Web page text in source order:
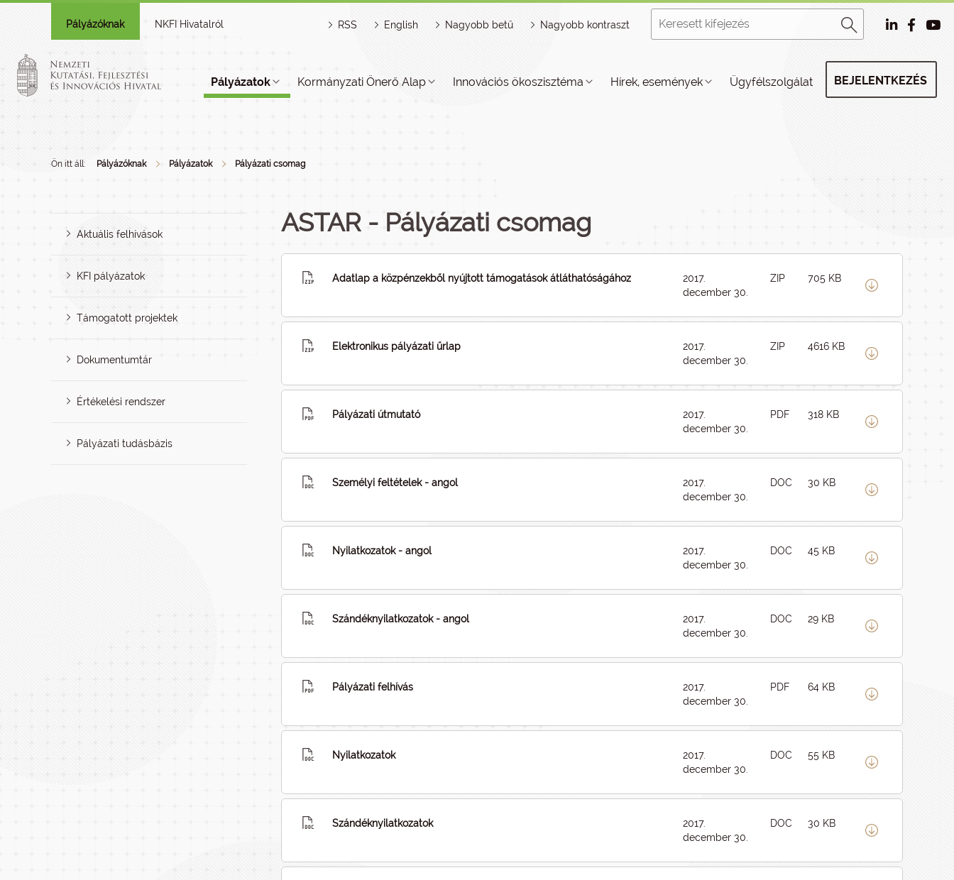
Pályázóknak NKFI Hivatalról RSS English Nagyobb betű Nagyobb kontraszt
Pályázatok Kormányzati Önerő Alap Innovációs ökoszisztéma Hírek, események Ügyfélszolgálat BEJELENTKEZÉS
Ön itt áll: Pályázóknak Pályázatok Pályázati csomag
Aktuális felhívások
KFI pályázatok
Támogatott projektek
Dokumentumtár
Értékelési rendszer
Pályázati tudásbázis
ASTAR - Pályázati csomag
Adatlap a közpénzekből nyújtott támogatások átláthatóságához
2017.
december 30.
ZIP 705 KB
Elektronikus pályázati űrlap
2017.
december 30.
ZIP 4616 KB
Pályázati útmutató
2017.
december 30.
PDF 318 KB
Személyi feltételek - angol
2017.
december 30.
DOC 30 KB
Nyilatkozatok - angol
2017.
december 30.
DOC 45 KB
Szándéknyilatkozatok - angol
2017.
december 30.
DOC 29 KB
Pályázati felhívás
2017.
december 30.
PDF 64 KB
Nyilatkozatok
2017.
december 30.
DOC 55 KB
Szándéknyilatkozatok
2017.
december 30.
DOC 30 KB